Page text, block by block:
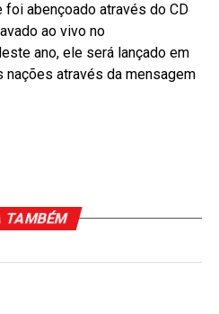
abençoado através do CD
ao vivo no
ano, ele será lançado em
nações através da mensagem
TAMBÉM